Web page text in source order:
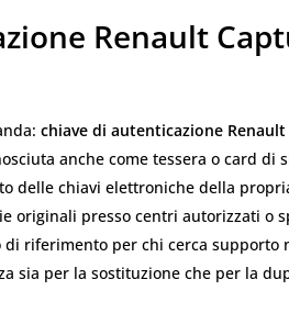
Renault
chiave di autenticazione
anche come tessera o card di
delle chiavi elettroniche della
originali presso centri autorizzati o
riferimento per chi cerca supporto
sia per la sostituzione che per la